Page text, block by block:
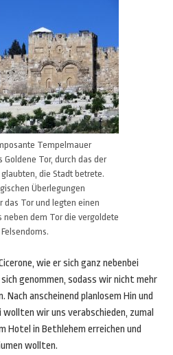
Tempelmauer
Goldene Tor, durch das der
die Stadt betrete.
Überlegungen
das Tor und legten einen
neben dem Tor die vergoldete
wie er sich ganz nebenbei
genommen, sodass wir nicht mehr
anscheinend planlosem Hin und
wollten wir uns verabschieden, zumal
Hotel in Bethlehem erreichen und
wollten.